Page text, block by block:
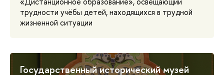
трудности учёбы детей, находящихся в трудной
жизненной ситуации
Государственный исторический музей